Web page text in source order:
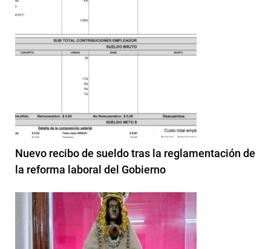
Nuevo recibo de sueldo tras la reglamentación de
la reforma laboral del Gobierno